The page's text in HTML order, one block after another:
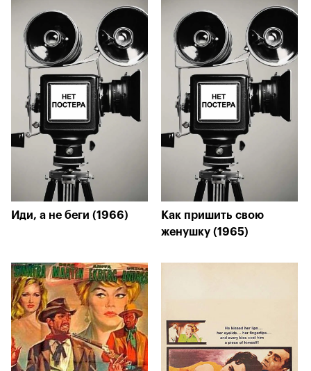
Иди, а не беги (1966)
Как пришить свою
женушку (1965)